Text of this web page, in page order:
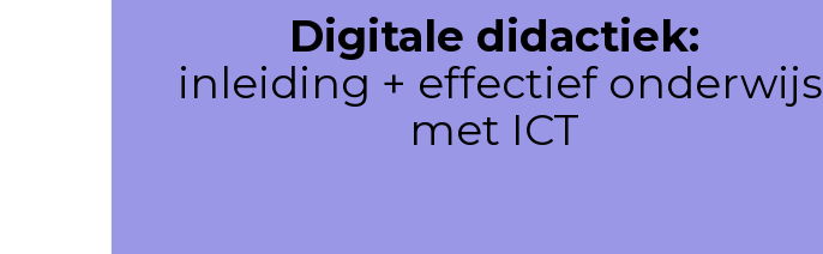
Digitale didactiek:
inleiding + effectief onderwijs
met ICT